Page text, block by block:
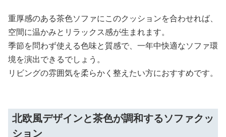
重厚感のある茶色ソファにこのクッションを合わせれば、
空間に温かみとリラックス感が生まれます。
季節を問わず使える色味と質感で、一年中快適なソファ環
境を演出できるでしょう。
リビングの雰囲気を柔らかく整えたい方におすすめです。
北欧風デザインと茶色が調和するソファクッ
ション